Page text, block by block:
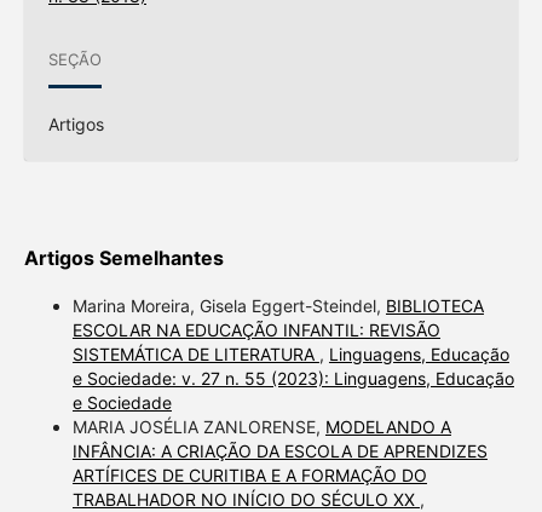
SEÇÃO
Artigos
Artigos Semelhantes
Marina Moreira, Gisela Eggert-Steindel, BIBLIOTECA
ESCOLAR NA EDUCAÇÃO INFANTIL: REVISÃO
SISTEMÁTICA DE LITERATURA , Linguagens, Educação
e Sociedade: v. 27 n. 55 (2023): Linguagens, Educação
e Sociedade
MARIA JOSÉLIA ZANLORENSE, MODELANDO A
INFÂNCIA: A CRIAÇÃO DA ESCOLA DE APRENDIZES
ARTÍFICES DE CURITIBA E A FORMAÇÃO DO
TRABALHADOR NO INÍCIO DO SÉCULO XX ,